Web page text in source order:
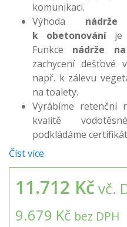
komunikaci.
Výhoda
k obetonováníje
Funkce nádrže
zachycení dešťové
např. k zálevu
na toalety.
Vyrábíme retenční
kvalitě
podkládáme
Číst více
11.712 Kč vč.
9.679 Kč bez DPH